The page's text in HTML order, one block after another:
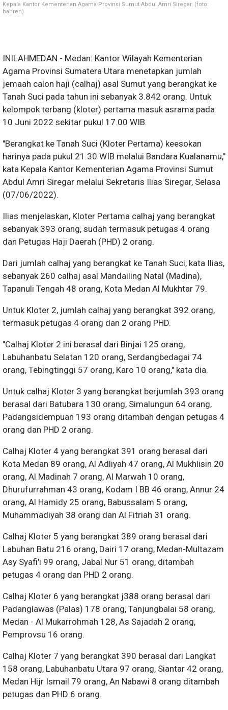
Kepala Kantor Kementerian Agama Provinsi Sumut Abdul Amri Siregar. (foto:
bahren)
INILAHMEDAN - Medan: Kantor Wilayah Kementerian
Agama Provinsi Sumatera Utara menetapkan jumlah
jemaah calon haji (calhaj) asal Sumut yang berangkat ke
Tanah Suci pada tahun ini sebanyak 3.842 orang. Untuk
kelompok terbang (kloter) pertama masuk asrama pada
10 Juni 2022 sekitar pukul 17.00 WIB.
"Berangkat ke Tanah Suci (Kloter Pertama) keesokan
harinya pada pukul 21.30 WIB melalui Bandara Kualanamu,"
kata Kepala Kantor Kementerian Agama Provinsi Sumut
Abdul Amri Siregar melalui Sekretaris Ilias Siregar, Selasa
(07/06/2022).
Ilias menjelaskan, Kloter Pertama calhaj yang berangkat
sebanyak 393 orang, sudah termasuk petugas 4 orang
dan Petugas Haji Daerah (PHD) 2 orang.
Dari jumlah calhaj yang berangkat ke Tanah Suci, kata Ilias,
sebanyak 260 calhaj asal Mandailing Natal (Madina),
Tapanuli Tengah 48 orang, Kota Medan Al Mukhtar 79.
Untuk Kloter 2, jumlah calhaj yang berangkat 392 orang,
termasuk petugas 4 orang dan 2 orang PHD.
"Calhaj Kloter 2 ini berasal dari Binjai 125 orang,
Labuhanbatu Selatan 120 orang, Serdangbedagai 74
orang, Tebingtinggi 57 orang, Karo 10 orang," kata dia.
Untuk calhaj Kloter 3 yang berangkat berjumlah 393 orang
berasal dari Batubara 130 orang, Simalungun 64 orang,
Padangsidempuan 193 orang ditambah dengan petugas 4
orang dan PHD 2 orang.
Calhaj Kloter 4 yang berangkat 391 orang berasal dari
Kota Medan 89 orang, Al Adliyah 47 orang, Al Mukhlisin 20
orang, Al Madinah 7 orang, Al Marwah 10 orang,
Dhurufurrahman 43 orang, Kodam I BB 46 orang, Annur 24
orang, Al Hamidy 25 orang, Babussalam 5 orang,
Muhammadiyah 38 orang dan Al Fitriah 31 orang.
Calhaj Kloter 5 yang berangkat 389 orang berasal dari
Labuhan Batu 216 orang, Dairi 17 orang, Medan-Multazam
Asy Syafi'i 99 orang, Jabal Nur 51 orang, ditambah
petugas 4 orang dan PHD 2 orang.
Calhaj Kloter 6 yang berangkat j388 orang berasal dari
Padanglawas (Palas) 178 orang, Tanjungbalai 58 orang,
Medan - Al Mukarrohmah 128, As Sajadah 2 orang,
Pemprovsu 16 orang.
Calhaj Kloter 7 yang berangkat 390 berasal dari Langkat
158 orang, Labuhanbatu Utara 97 orang, Siantar 42 orang,
Medan Hijr Ismail 79 orang, An Nabawi 8 orang ditambah
petugas dan PHD 6 orang.